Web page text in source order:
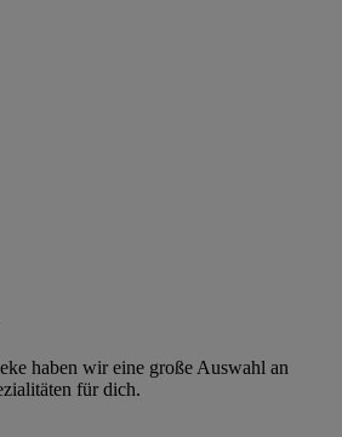
haben wir eine große Auswahl an
für dich.